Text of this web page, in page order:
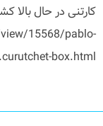
کارتنی در حال بالا
15568/pablo-
curutchet-box.html...